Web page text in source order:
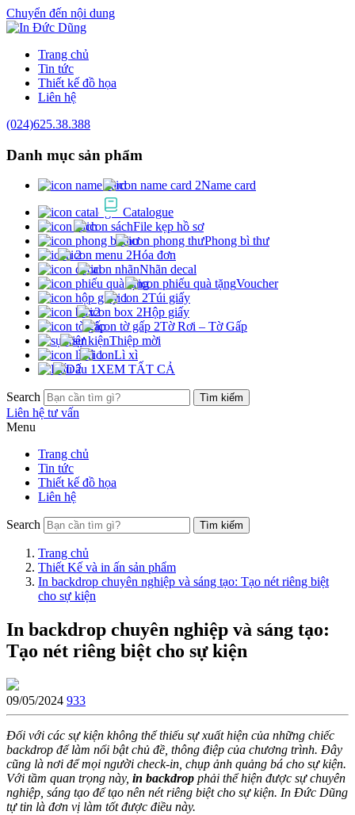
Chuyển đến nội dung
Trang chủ
Tin tức
Thiết kế đồ họa
Liên hệ
(024)625.38.388
Danh mục sản phẩm
Name card
Catalogue
File kẹp hồ sơ
Phong bì thư
Hóa đơn
Nhãn decal
Voucher
Túi giấy
Hộp giấy
Tờ Rơi – Tờ Gấp
Thiệp mời
Lì xì
XEM TẤT CẢ
Search
Liên hệ tư vấn
Menu
Trang chủ
Tin tức
Thiết kế đồ họa
Liên hệ
Search
Trang chủ
Thiết Kế và in ấn sản phẩm
In backdrop chuyên nghiệp và sáng tạo: Tạo nét riêng biệt
cho sự kiện
In backdrop chuyên nghiệp và sáng tạo:
Tạo nét riêng biệt cho sự kiện
09/05/2024 933
Đối với các sự kiện không thể thiếu sự xuất hiện của những chiếc
backdrop để làm nổi bật chủ đề, thông điệp của chương trình. Đây
cũng là nơi để mọi người check-in, chụp ảnh quảng bá cho sự kiện.
Với tầm quan trọng này, in backdrop phải thể hiện được sự chuyên
nghiệp, sáng tạo để tạo nên nét riêng biệt cho sự kiện. In Đức Dũng
tự tin là đơn vị làm tốt được điều này.